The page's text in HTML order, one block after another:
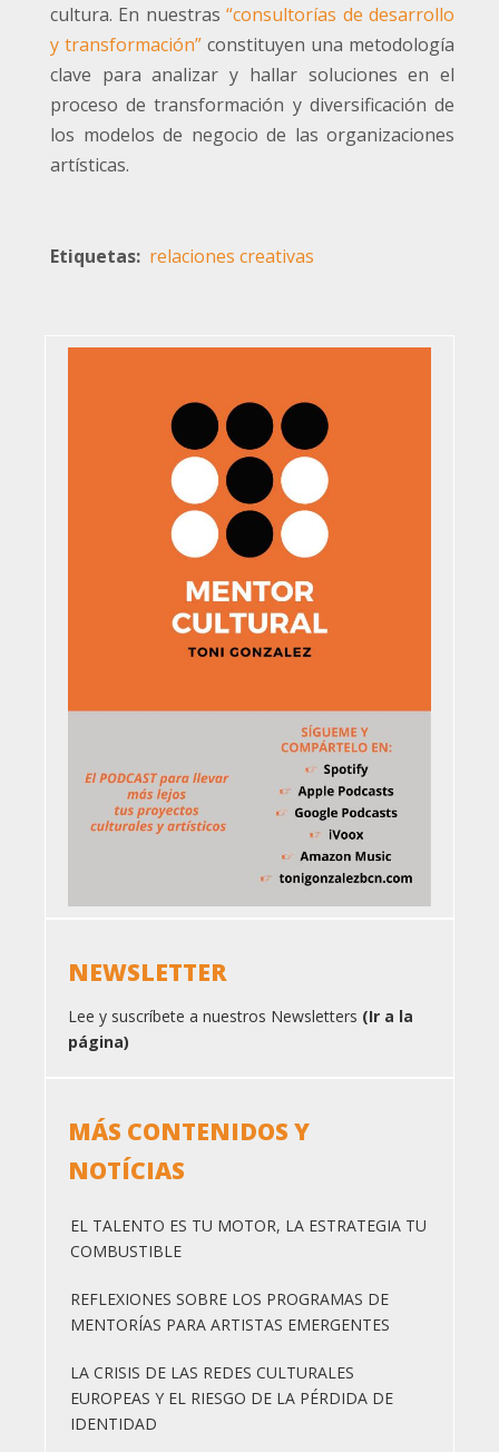
cultura. En nuestras“consultorías de desarrollo
y transformación” constituyen una metodología
clave para analizar y hallar soluciones en el
proceso de transformación y diversificación de
los modelos de negocio de las organizaciones
artísticas.
Etiquetas relaciones creativas
NEWSLETTER
Lee y suscríbete a nuestros Newsletters (Ir a la
página)
MÁS CONTENIDOS Y
NOTÍCIAS
EL TALENTO ES TU MOTOR, LA ESTRATEGIA TU
COMBUSTIBLE
REFLEXIONES SOBRE LOS PROGRAMAS DE
MENTORÍAS PARA ARTISTAS EMERGENTES
LA CRISIS DE LAS REDES CULTURALES
EUROPEAS Y EL RIESGO DE LA PÉRDIDA DE
IDENTIDAD